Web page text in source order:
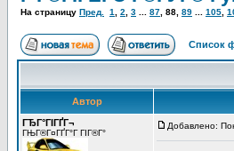
На страницу Пред. 1 2 3 87 88 89 105
Список
Автор
ГЂГ°ГІГҐГ¬
ГЊГ®Г¤ГҐГ°Г ГІГ®Г°
Добавлено: